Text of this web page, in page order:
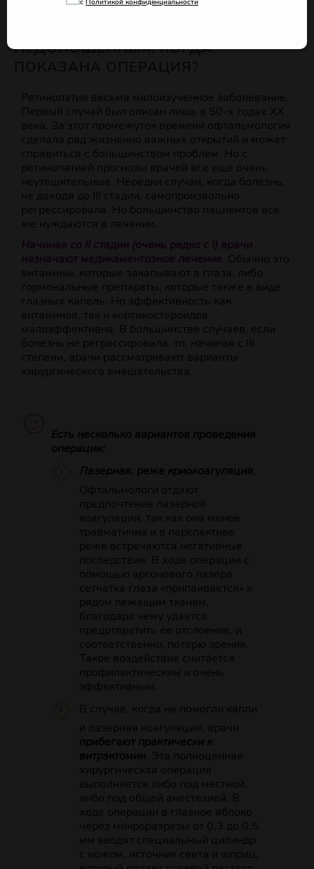
НЕДОНОШЕННЫХ. КОГДА
Ретинопатия весьма малоизученное заболевание.
Первый случай был описан лишь в 50-х годах ХХ
века. За этот промежуток времени офтальмология
сделала ряд жизненно важных открытий и может
справиться с большинством проблем. Но с
ретинопатией прогнозы врачей все еще очень
неутешительные. Нередки случаи, когда болезнь,
не доходя до III стадии, самопроизвольно
регрессировала. Но большинство пациентов все
же нуждаются в лечении.
Начиная со II стадии (очень редко с I) врачи
назначают медикаментозное лечение . Обычно это
витамины, которые закапывают в глаза, либо
гормональные препараты, которые также в виде
глазных капель. Но эффективность как
витаминов, так и кортикостероидов
малоэффективна. В большинстве случаев, если
болезнь не регрессировала, то, начиная с III
степени, врачи рассматривают варианты
хирургического вмешательства.
Есть несколько вариантов проведения
операции:
Лазерная, реже криокоагуляция
Офтальмологи отдают
предпочтение лазерной
коагуляции, так как она менее
травматична и в перспективе
реже встречаются негативные
последствия. В ходе операции с
помощью аргонового лазера
сетчатка глаза «припаивается» к
рядом лежащим тканям,
благодаря чему удается
предотвратить ее отслоение, и
соответственно, потерю зрения.
Такое воздействие считается
профилактическим и очень
эффективным.
В случае, когда не помогли капли
и лазерная коагуляция, врачи
прибегают практически к
витрэктомии. Эта полноценная
хирургическая операция
выполняется либо под местной,
либо под общей анестезией. В
ходе операции в глазное яблоко
через микроразрезы от 0,3 до 0,5
мм вводят специальный цилиндр
с ножом, источник света и шприц,